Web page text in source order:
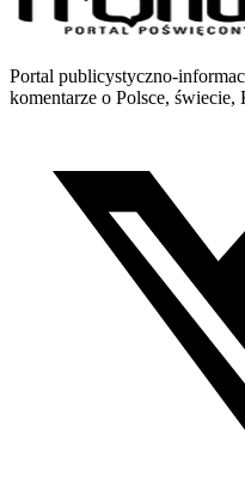
Portal publicystyczno-
komentarze o Polsce,